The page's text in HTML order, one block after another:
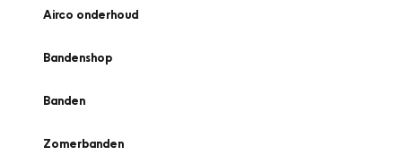
Airco onderhoud
Bandenshop
Banden
Zomerbanden